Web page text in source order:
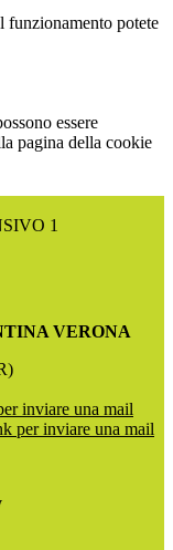
funzionamento potete
essere
pagina della cookie
1
VERONA
inviare una mail
per inviare una mail